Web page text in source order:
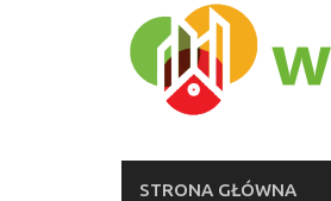
STRONA GŁÓWNA